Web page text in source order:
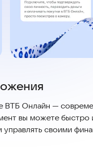
Онлайн —
вы можете быстро
управлять своими
месте